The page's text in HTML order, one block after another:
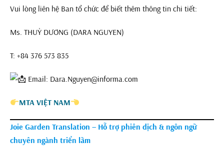
Vui lòng liên hệ Ban tổ chức để biết thêm thông tin chi tiết:
Ms. THUỲ DƯƠNG (DARA NGUYEN)
T: +84 376 573 835
Email: Dara.Nguyen@informa.com
MTA VIỆT NAM
Joie Garden Translation – Hỗ trợ phiên dịch & ngôn ngữ
chuyên ngành triển lãm